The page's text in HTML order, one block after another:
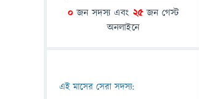
0 জন সদস্য এবং 25জন গেস্ট
অনলাইনে
এই মাসের সেরা সদস্য: